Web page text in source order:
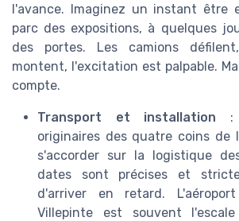
l'avance. Imaginez un instant être
parc des expositions, à quelques
des portes. Les camions
montent, l'excitation est palpable.
compte.
Transport et installation :
originaires des quatre coins de
s'accorder sur la logistique
dates sont précises et
d'arriver en retard.
Villepinte est souvent